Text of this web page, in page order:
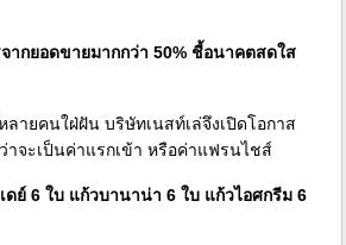
ากยอดขายมากกว่า 50% ชี้อนาคตสดใส
ายคนใฝ่ฝัน บริษัทเนสท์เล่จึงเปิดโอกาส
าจะเป็นค่าแรกเข้า หรือค่าแฟรนไชส์
ย์ 6 ใบ แก้วบานาน่า 6 ใบ แก้วไอศกรีม 6